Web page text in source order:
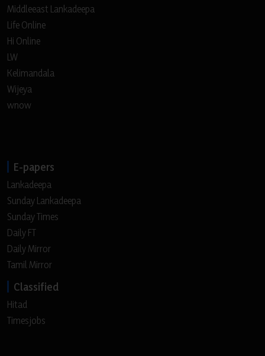
Middleeast Lankadeepa
Life Online
Hi Online
LW
Kelimandala
Wijeya
wnow
E-papers
Lankadeepa
Sunday Lankadeepa
Sunday Times
Daily FT
Daily Mirror
Tamil Mirror
Classified
Hitad
Timesjobs